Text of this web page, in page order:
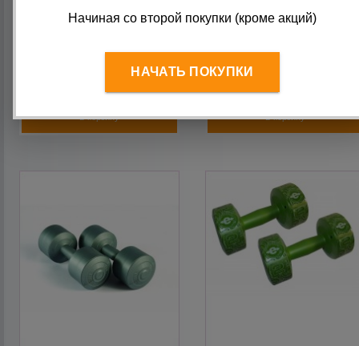
гантелей 2шт х 4кг
В корзину
гантелей 2шт х 1кг
В корзину
Начиная со второй покупки (кроме акций)
НАЧАТЬ ПОКУПКИ